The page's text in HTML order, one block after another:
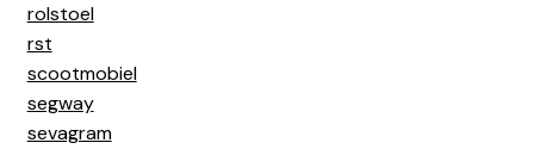
rolstoel
rst
scootmobiel
segway
sevagram